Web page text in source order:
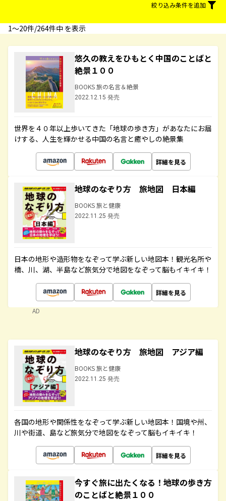
絞り込み条件を追加
1〜20件/264件中 を表示
悠久の教えをひもとく中国のことばと
絶景１００
BOOKS 旅の名言＆絶景
2022.12.15 発売
世界を４０年以上歩いてきた「地球の歩き方」があなたにお届
けする、人生を輝かせる中国の名言と癒やしの絶景集
詳細を見る
地球のなぞり方 旅地図 日本編
BOOKS 旅と健康
2022.11.25 発売
日本の地形や造形物をなぞって学ぶ新しい地図本！観光名所や
橋、川、湖、半島など旅気分で地図をなぞって脳もイキイキ！
詳細を見る
AD
地球のなぞり方 旅地図 アジア編
BOOKS 旅と健康
2022.11.25 発売
各国の地形や関係性をなぞって学ぶ新しい地図本！国境や州、
川や街道、島など旅気分で地図をなぞって脳もイキイキ！
詳細を見る
今すぐ旅に出たくなる！地球の歩き方
のことばと絶景１００